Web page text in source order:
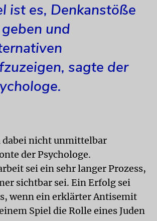
ist es, Denkanstöße
und
sagte der
dabei nicht unmittelbar
der Psychologe.
sei ein sehr langer Prozess,
sichtbar sei. Ein Erfolg sei
wenn ein erklärter Antisemit
Spiel die Rolle eines Juden